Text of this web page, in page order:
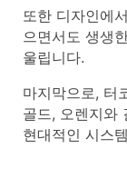
또한 디자인에
으면서도 생생
울립니다.
마지막으로, 터
골드, 오렌지와
현대적인 시스